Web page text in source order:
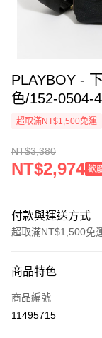
PLAYBOY - 下沉式斜背
色/152-0504-
超取滿NT$1,500免運
NT$3,380
NT$2,974 歡
付款與運送方式
超取滿NT$1,500免
信用卡一次付款
超商取貨付款
商品特色
商品編號
11495715